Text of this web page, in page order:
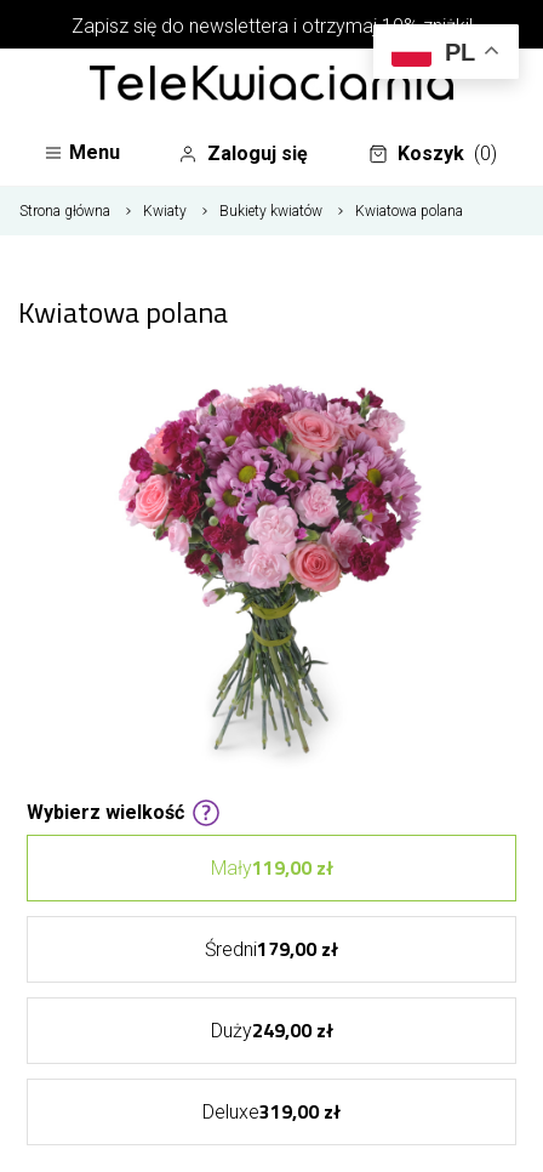
Zapisz się do newslettera i otrzymaj 10% zniżki!
Menu Zaloguj się Koszyk (0)
Strona główna Kwiaty Bukiety kwiatów Kwiatowa polana
Kwiatowa polana
Wybierz wielkość
Mały119,00 zł
Średni179,00 zł
Duży249,00 zł
Deluxe319,00 zł
PL